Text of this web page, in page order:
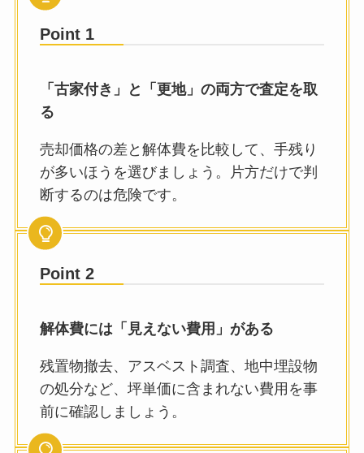
Point 1
「古家付き」と「更地」の両方で査定を取
る
売却価格の差と解体費を比較して、手残り
が多いほうを選びましょう。片方だけで判
断するのは危険です。
Point 2
解体費には「見えない費用」がある
残置物撤去、アスベスト調査、地中埋設物
の処分など、坪単価に含まれない費用を事
前に確認しましょう。